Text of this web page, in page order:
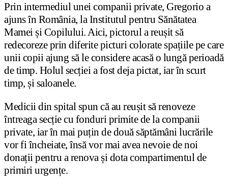
Prin intermediul unei companii private, Gregorio a
ajuns în România, la Institutul pentru Sănătatea
Mamei și Copilului. Aici, pictorul a reușit să
redecoreze prin diferite picturi colorate spațiile pe care
unii copii ajung să le considere acasă o lungă perioadă
de timp. Holul secției a fost deja pictat, iar în scurt
timp, și saloanele.
Medicii din spital spun că au reușit să renoveze
întreaga secție cu fonduri primite de la companii
private, iar în mai puțin de două săptămâni lucrările
vor fi încheiate, însă vor mai avea nevoie de noi
donații pentru a renova și dota compartimentul de
primiri urgențe.